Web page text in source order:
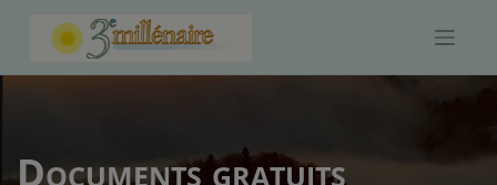
Documents gratuits